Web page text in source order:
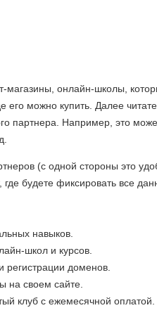
онлайн-школы,
можно купить. Далее
партнера. Например, это
(с одной стороны это
где будете фиксировать все
навыков.
школ и курсов.
доменов.
на своем сайте.
клуб с ежемесячной оплатой.